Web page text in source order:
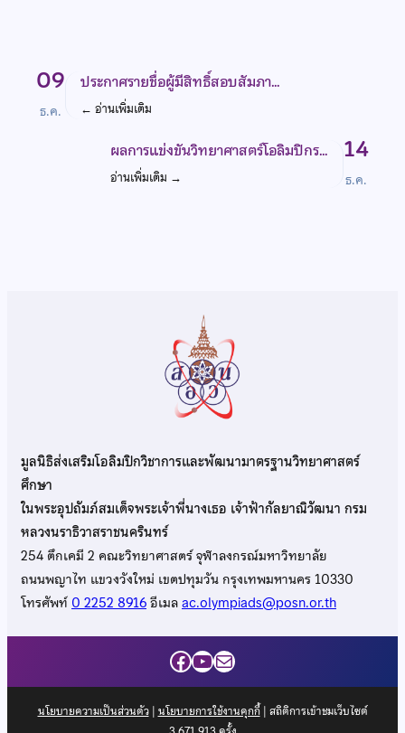
09
ธ.ค.
ประกาศรายชื่อผู้มีสิทธิ์สอบสัมภา…
← อ่านเพิ่มเติม
14
ธ.ค.
ผลการแข่งขันวิทยาศาสตร์โอลิมปิกร…
อ่านเพิ่มเติม →
มูลนิธิส่งเสริมโอลิมปิกวิชาการและพัฒนามาตรฐานวิทยาศาสตร์
ศึกษา
ในพระอุปถัมภ์สมเด็จพระเจ้าพี่นางเธอ เจ้าฟ้ากัลยาณิวัฒนา กรม
หลวงนราธิวาสราชนครินทร์
254 ตึกเคมี 2 คณะวิทยาศาสตร์ จุฬาลงกรณ์มหาวิทยาลัย
ถนนพญาไท แขวงวังใหม่ เขตปทุมวัน กรุงเทพมหานคร 10330
โทรศัพท์0 2252 8916อีเมลac.olympiads@posn.or.th
Facebook
YouTube
Mail
นโยบายความเป็นส่วนตัว|นโยบายการใช้งานคุกกี้| สถิติการเข้าชมเว็บไซต์